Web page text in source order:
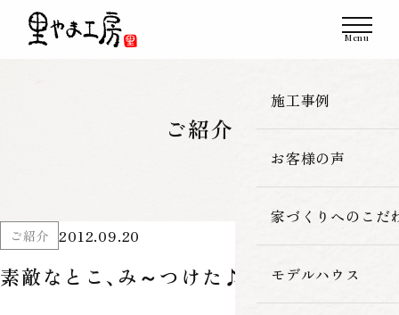
施工事例
一覧
新築
改築・リフォーム
お客様の声
家づくりへのこだ
里やま工房の家
モデルハウス
ご紹介
ご紹介 2012.09.20
素敵なとこ、み～つけた♪